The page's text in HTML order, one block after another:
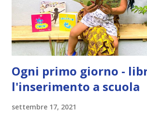
Ogni primo giorno -
l'inserimento a scuola
settembre 17, 2021